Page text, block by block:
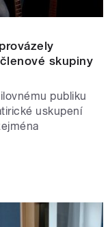
skupiny
publiku
uskupení